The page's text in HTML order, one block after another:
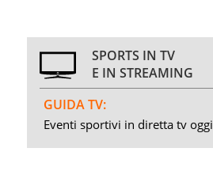
SPORTS IN TV
E IN STREAMING
GUIDA TV:
Eventi sportivi in diretta tv oggi